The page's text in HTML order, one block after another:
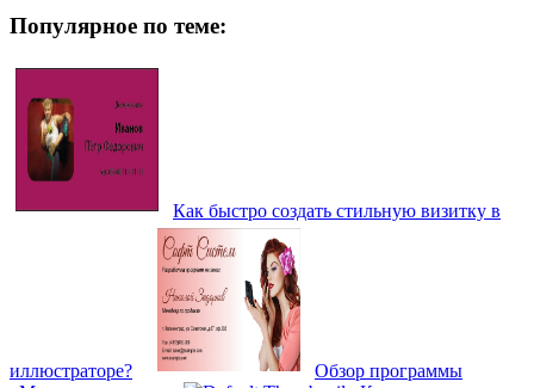
Популярное по теме:
Как быстро создать стильную визитку в
иллюстраторе?
Обзор программы